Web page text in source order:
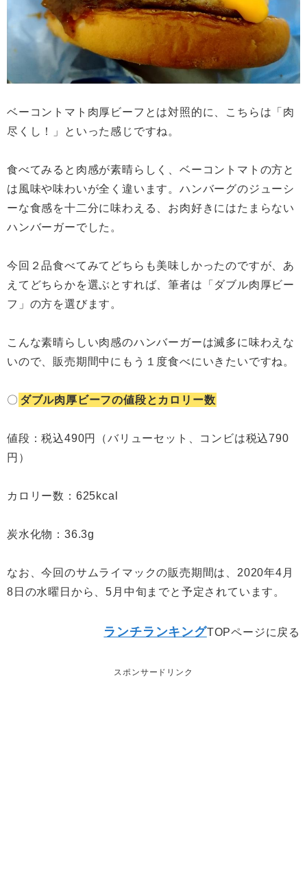
ベーコントマト肉厚ビーフとは対照的に、こちらは「肉
尽くし！」といった感じですね。
食べてみると肉感が素晴らしく、ベーコントマトの方と
は風味や味わいが全く違います。ハンバーグのジューシ
ーな食感を十二分に味わえる、お肉好きにはたまらない
ハンバーガーでした。
今回２品食べてみてどちらも美味しかったのですが、あ
えてどちらかを選ぶとすれば、筆者は「ダブル肉厚ビー
フ」の方を選びます。
こんな素晴らしい肉感のハンバーガーは滅多に味わえな
いので、販売期間中にもう１度食べにいきたいですね。
〇 ダブル肉厚ビーフの値段とカロリー数
値段：税込490円（バリューセット、コンビは税込790
円）
カロリー数：625kcal
炭水化物：36.3g
なお、今回のサムライマックの販売期間は、2020年4月
8日の水曜日から、5月中旬までと予定されています。
ランチランキングTOPページに戻る
スポンサードリンク